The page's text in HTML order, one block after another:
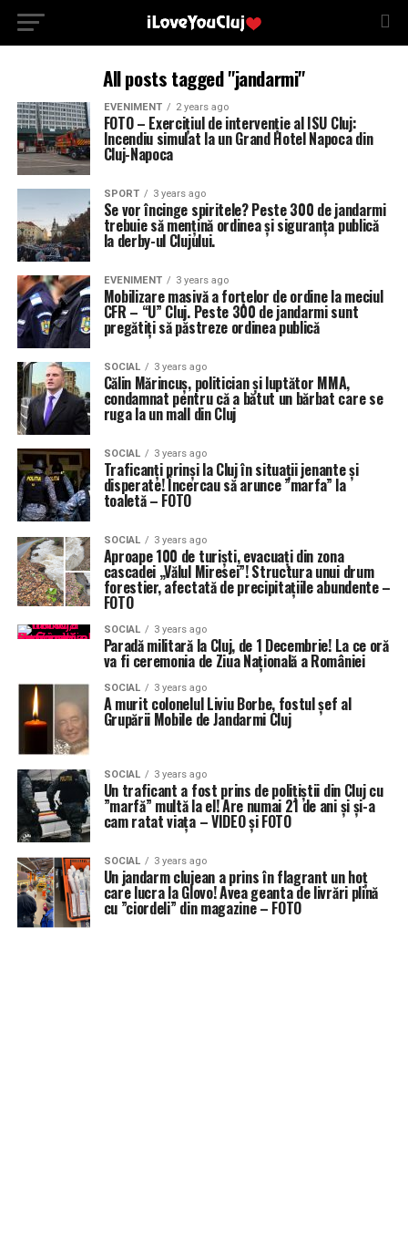
All posts tagged "jandarmi"
EVENIMENT 2 years ago
FOTO – Exercițiul de intervenție al ISU Cluj:
Incendiu simulat la un Grand Hotel Napoca din
Cluj-Napoca
SPORT 3 years ago
Se vor încinge spiritele? Peste 300 de jandarmi
trebuie să mențină ordinea și siguranța publică
la derby-ul Clujului.
EVENIMENT 3 years ago
Mobilizare masivă a forțelor de ordine la meciul
CFR – “U” Cluj. Peste 300 de jandarmi sunt
pregătiți să păstreze ordinea publică
SOCIAL 3 years ago
Călin Mărincuș, politician și luptător MMA,
condamnat pentru că a bătut un bărbat care se
ruga la un mall din Cluj
SOCIAL 3 years ago
Traficanți prinși la Cluj în situații jenante și
disperate! Încercau să arunce ”marfa” la
toaletă – FOTO
SOCIAL 3 years ago
Aproape 100 de turiști, evacuați din zona
cascadei „Vălul Miresei”! Structura unui drum
forestier, afectată de precipitațiile abundente –
FOTO
SOCIAL 3 years ago
Paradă militară la Cluj, de 1 Decembrie! La ce oră
va fi ceremonia de Ziua Națională a României
SOCIAL 3 years ago
A murit colonelul Liviu Borbe, fostul șef al
Grupării Mobile de Jandarmi Cluj
SOCIAL 3 years ago
Un traficant a fost prins de polițiștii din Cluj cu
”marfă” multă la el! Are numai 21 de ani și și-a
cam ratat viața – VIDEO și FOTO
SOCIAL 3 years ago
Un jandarm clujean a prins în flagrant un hoț
care lucra la Glovo! Avea geanta de livrări plină
cu ”ciordeli” din magazine – FOTO